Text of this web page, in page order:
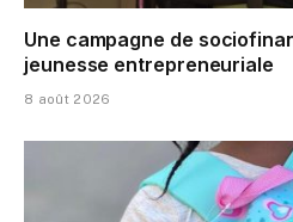
Une campagne de
jeunesse entrepreneuriale
8 août 2026